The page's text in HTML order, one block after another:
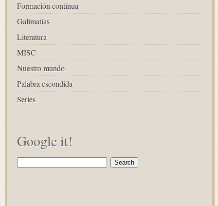
Formación contínua
Galimatías
Literatura
MISC
Nuestro mundo
Palabra escondida
Series
Google it!
Search